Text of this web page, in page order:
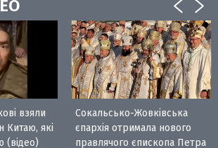
взяли
Китаю, які
(відео)
Сокальсько-Жовківська
єпархія отримала нового
правлячого єпископа Петра